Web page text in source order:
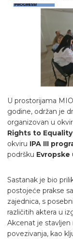
U prostorijama
godine, održan je
organizovan u
Rights to
okviru IPA III
podršku Evropske
Sastanak je bio
postojeće prakse
zajednica, s
različitih aktera u
Akcenat je stavljen
povezivanja, kao